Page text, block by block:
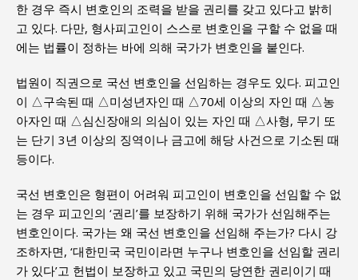
한 경우 즉시 변호인의 조력을 받을 권리를 갖고 있다고 밝히
고 있다. 다만, 형사피고인이 스스로 변호인을 구할 수 없을 때
에는 법률이 정하는 바에 의해 국가가 변호인을 붙인다.
법원이 직권으로 국선 변호인을 선임하는 경우도 있다. 피고인
이 △구속된 때 △미성년자인 때 △70세 이상의 자인 때 △농
아자인 때 △심신장애의 의심이 있는 자인 때 △사형, 무기 또
는 단기 3년 이상의 징역이나 금고에 해당 사건으로 기소된 때
등이다.
국선 변호인은 형편이 어려워 피고인이 변호인을 선임할 수 없
는 경우 피고인의 ‘권리’를 보장하기 위해 국가가 선임해주는
변호인이다. 국가는 왜 국선 변호인을 선임해 주는가? 다시 강
조하자면, ‘대한민국 국민이라면 누구나 변호인을 선임할 권리
가 있다’고 헌법이 보장하고 있고 국민의 당연한 권리이기 때